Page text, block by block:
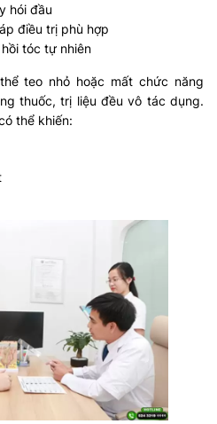
hói đầu
điều trị phù hợp
tóc tự nhiên
teo nhỏ hoặc mất chức năng
thuốc, trị liệu đều vô tác dụng.
thể khiến: